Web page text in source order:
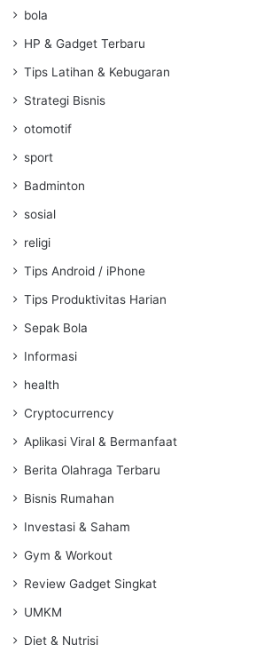
bola
HP & Gadget Terbaru
Tips Latihan & Kebugaran
Strategi Bisnis
otomotif
sport
Badminton
sosial
religi
Tips Android / iPhone
Tips Produktivitas Harian
Sepak Bola
Informasi
health
Cryptocurrency
Aplikasi Viral & Bermanfaat
Berita Olahraga Terbaru
Bisnis Rumahan
Investasi & Saham
Gym & Workout
Review Gadget Singkat
UMKM
Diet & Nutrisi